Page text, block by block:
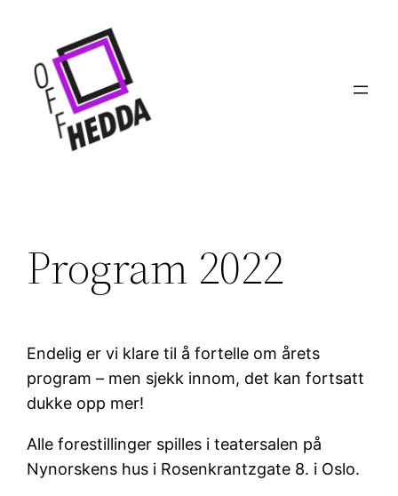
innhold
Program 2022
Endelig er vi klare til å fortelle om årets
program – men sjekk innom, det kan fortsatt
dukke opp mer!
Alle forestillinger spilles i teatersalen på
Nynorskens hus i Rosenkrantzgate 8. i Oslo.